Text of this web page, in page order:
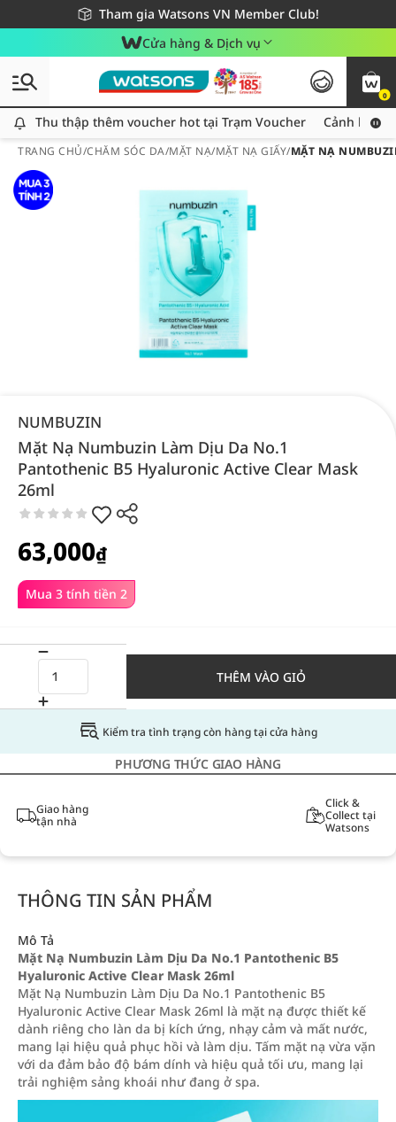
Tham gia Watsons VN Member Club!
Miễn phí giao hàng cho đơn hàng từ 249,000Đ
Giao hàng nhanh 24h - Áp dụng khu vực TP. Hồ Chí Minh
Cửa hàng & Dịch vụ
0
Thu thập thêm voucher hot tại Trạm Voucher
Thu thập thêm voucher hot tại Trạm Voucher Cảnh báo
TRANG CHỦ/CHĂM SÓC DA/MẶT NẠ/MẶT NẠ GIẤY/MẶT NẠ
NUMBUZIN
Mặt Nạ Numbuzin Làm Dịu Da No.1
Pantothenic B5 Hyaluronic Active Clear Mask
26ml
Mua 3 tính tiền 2
63,000₫
THÊM VÀO GIỎ
Kiểm tra tình trạng còn hàng tại cửa hàng
PHƯƠNG THỨC GIAO HÀNG
Giao hàng
tận nhà
Click &
Collect tại
Watsons
THÔNG TIN SẢN PHẨM
Mô Tả
Mặt Nạ Numbuzin Làm Dịu Da No.1 Pantothenic B5
Hyaluronic Active Clear Mask 26ml
Mặt Nạ Numbuzin Làm Dịu Da No.1 Pantothenic B5
Hyaluronic Active Clear Mask 26ml là mặt nạ được thiết kế
dành riêng cho làn da bị kích ứng, nhạy cảm và mất nước,
mang lại hiệu quả phục hồi và làm dịu. Tấm mặt nạ vừa vặn
với da đảm bảo độ bám dính và hiệu quả tối ưu, mang lại
trải nghiệm sảng khoái như đang ở spa.